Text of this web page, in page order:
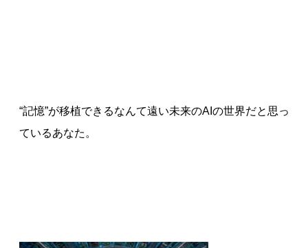
“記憶”が移植できるなんて遠い未来のAIの世界だと思っ
ているあなた。